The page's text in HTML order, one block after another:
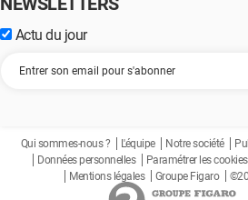
Actu du jour
Qui sommes-nous ? L'équipe Notre société
Données personnelles
Paramétrer les cookies
Mentions légales
Groupe Figaro